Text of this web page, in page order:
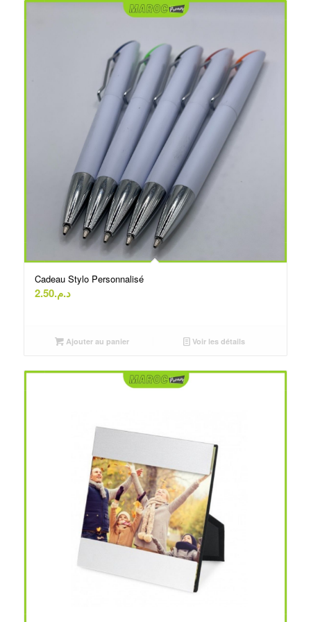
Cadeau Stylo Personnalisé
د.م.2.50
Ajouter au panier Voir les détails